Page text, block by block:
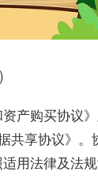
产购买协议
共享协议》
用法律及法